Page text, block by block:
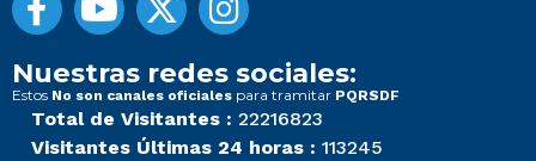
Nuestras redes sociales:
Estos No son canales oficiales para tramitar PQRSDF
Total de Visitantes : 22216823
Visitantes Últimas 24 horas : 113245